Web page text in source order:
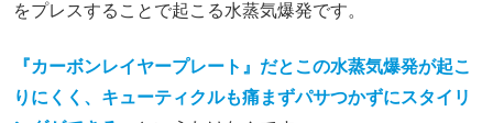
をプレスすることで起こる水蒸気爆発です。
『カーボンレイヤープレート』だとこの水蒸気爆発が起こ
りにくく、キューティクルも痛まずパサつかずにスタイリ